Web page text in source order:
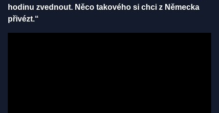
hodinu zvednout. Něco takového si chci z Německa
přivézt.“